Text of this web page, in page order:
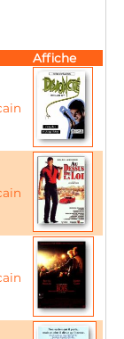
Affiche